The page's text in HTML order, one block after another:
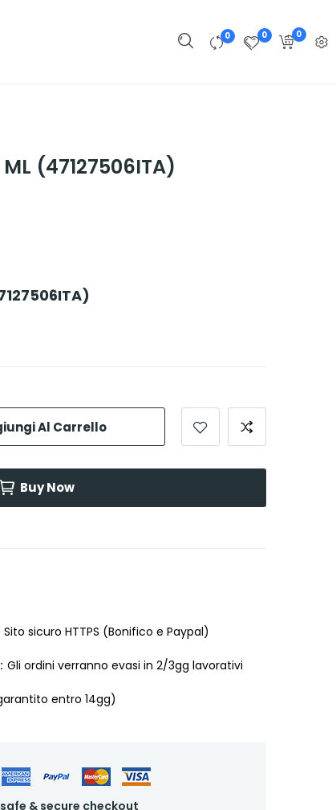
0 0 0
ML (47127506ITA)
Al Carrello
Buy Now
Sito sicuro HTTPS (Bonifico e Paypal)
Gli ordini verranno evasi in 2/3gg lavorativi
entro 14gg)
& secure checkout